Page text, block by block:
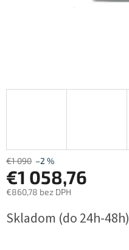
€1 090 –2 %
€1 058,76
€860,78 bez DPH
cena:
Skladom (do 24h-48h)